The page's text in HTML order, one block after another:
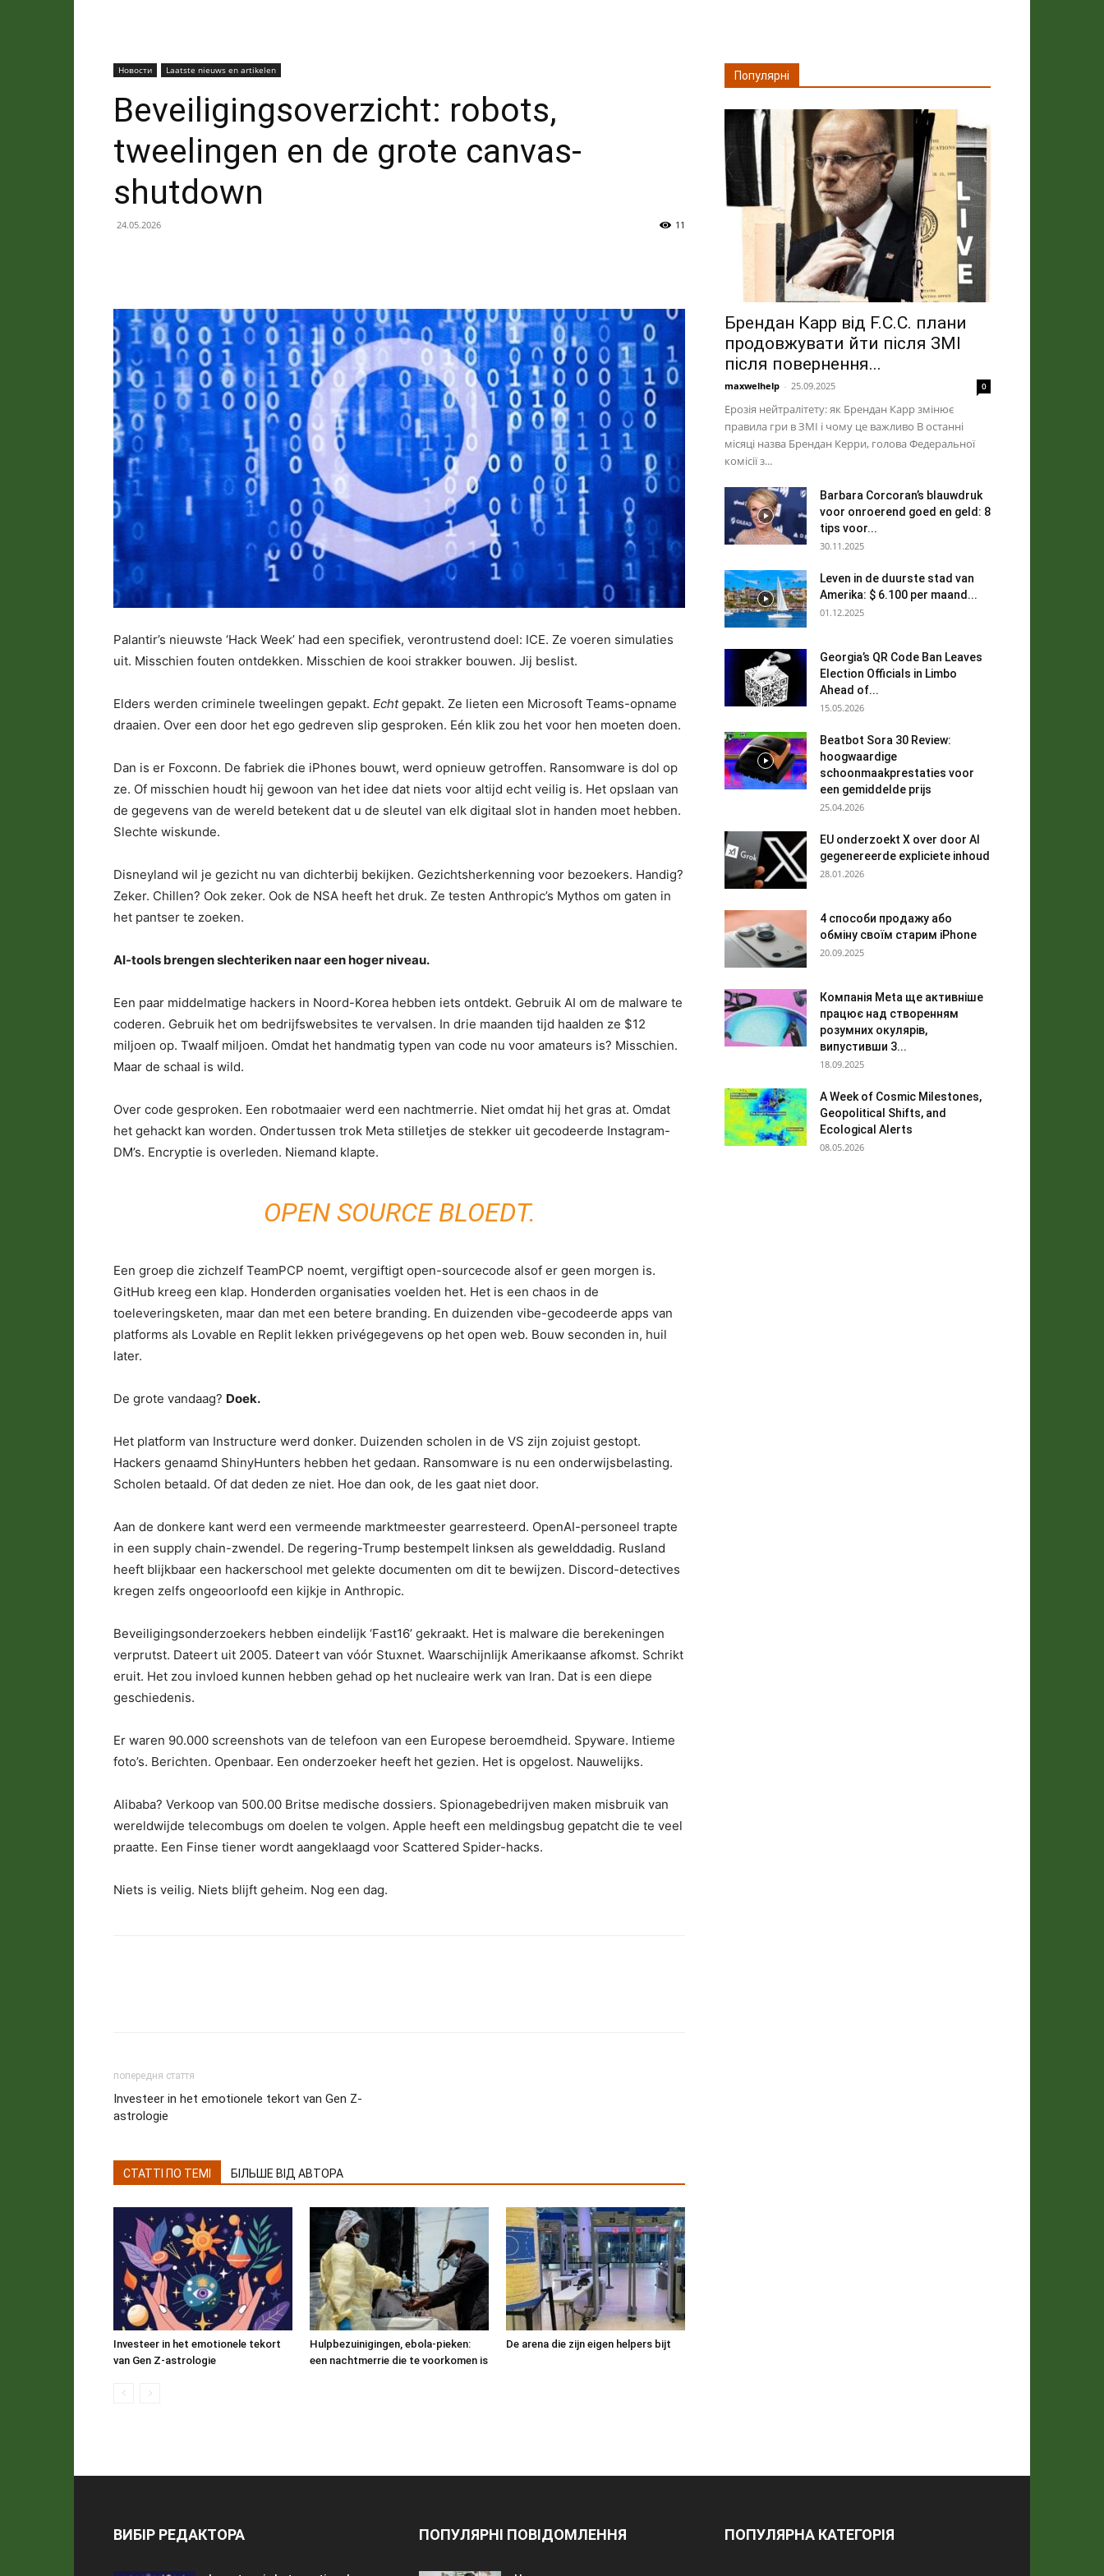
Новости Laatste nieuws en artikelen
Beveiligingsoverzicht: robots,
tweelingen en de grote canvas-
shutdown
24.05.2026 11
Palantir’s nieuwste ‘Hack Week’ had een specifiek, verontrustend doel: ICE. Ze voeren simulaties
uit. Misschien fouten ontdekken. Misschien de kooi strakker bouwen. Jij beslist.
Elders werden criminele tweelingen gepakt. Echtgepakt. Ze lieten een Microsoft Teams-opname
draaien. Over een door het ego gedreven slip gesproken. Eén klik zou het voor hen moeten doen.
Dan is er Foxconn. De fabriek die iPhones bouwt, werd opnieuw getroffen. Ransomware is dol op
ze. Of misschien houdt hij gewoon van het idee dat niets voor altijd echt veilig is. Het opslaan van
de gegevens van de wereld betekent dat u de sleutel van elk digitaal slot in handen moet hebben.
Slechte wiskunde.
Disneyland wil je gezicht nu van dichterbij bekijken. Gezichtsherkenning voor bezoekers. Handig?
Zeker. Chillen? Ook zeker. Ook de NSA heeft het druk. Ze testen Anthropic’s Mythos om gaten in
het pantser te zoeken.
AI-tools brengen slechteriken naar een hoger niveau.
Een paar middelmatige hackers in Noord-Korea hebben iets ontdekt. Gebruik AI om de malware te
coderen. Gebruik het om bedrijfswebsites te vervalsen. In drie maanden tijd haalden ze $12
miljoen op. Twaalf miljoen. Omdat het handmatig typen van code nu voor amateurs is? Misschien.
Maar de schaal is wild.
Over code gesproken. Een robotmaaier werd een nachtmerrie. Niet omdat hij het gras at. Omdat
het gehackt kan worden. Ondertussen trok Meta stilletjes de stekker uit gecodeerde Instagram-
DM’s. Encryptie is overleden. Niemand klapte.
OPEN SOURCE BLOEDT.
Een groep die zichzelf TeamPCP noemt, vergiftigt open-sourcecode alsof er geen morgen is.
GitHub kreeg een klap. Honderden organisaties voelden het. Het is een chaos in de
toeleveringsketen, maar dan met een betere branding. En duizenden vibe-gecodeerde apps van
platforms als Lovable en Replit lekken privégegevens op het open web. Bouw seconden in, huil
later.
De grote vandaag? Doek.
Het platform van Instructure werd donker. Duizenden scholen in de VS zijn zojuist gestopt.
Hackers genaamd ShinyHunters hebben het gedaan. Ransomware is nu een onderwijsbelasting.
Scholen betaald. Of dat deden ze niet. Hoe dan ook, de les gaat niet door.
Aan de donkere kant werd een vermeende marktmeester gearresteerd. OpenAI-personeel trapte
in een supply chain-zwendel. De regering-Trump bestempelt linksen als gewelddadig. Rusland
heeft blijkbaar een hackerschool met gelekte documenten om dit te bewijzen. Discord-detectives
kregen zelfs ongeoorloofd een kijkje in Anthropic.
Beveiligingsonderzoekers hebben eindelijk ‘Fast16’ gekraakt. Het is malware die berekeningen
verprutst. Dateert uit 2005. Dateert van vóór Stuxnet. Waarschijnlijk Amerikaanse afkomst. Schrikt
eruit. Het zou invloed kunnen hebben gehad op het nucleaire werk van Iran. Dat is een diepe
geschiedenis.
Er waren 90.000 screenshots van de telefoon van een Europese beroemdheid. Spyware. Intieme
foto’s. Berichten. Openbaar. Een onderzoeker heeft het gezien. Het is opgelost. Nauwelijks.
Alibaba? Verkoop van 500.00 Britse medische dossiers. Spionagebedrijven maken misbruik van
wereldwijde telecombugs om doelen te volgen. Apple heeft een meldingsbug gepatcht die te veel
praatte. Een Finse tiener wordt aangeklaagd voor Scattered Spider-hacks.
Niets is veilig. Niets blijft geheim. Nog een dag.
попередня стаття
Investeer in het emotionele tekort van Gen Z-
astrologie
СТАТТІ ПО ТЕМІ БІЛЬШЕ ВІД АВТОРА
Investeer in het emotionele tekort
van Gen Z-astrologie
Hulpbezuinigingen, ebola-pieken:
een nachtmerrie die te voorkomen is
De arena die zijn eigen helpers bijt
Популярні
Брендан Карр від F.C.C. плани
продовжувати йти після ЗМІ
після повернення...
maxwelhelp - 25.09.2025 0
Ерозія нейтралітету: як Брендан Карр змінює
правила гри в ЗМІ і чому це важливо В останні
місяці назва Брендан Керри, голова Федеральної
комісії з...
Barbara Corcoran’s blauwdruk
voor onroerend goed en geld: 8
tips voor...
30.11.2025
Leven in de duurste stad van
Amerika: $ 6.100 per maand...
01.12.2025
Georgia’s QR Code Ban Leaves
Election Officials in Limbo
Ahead of...
15.05.2026
Beatbot Sora 30 Review:
hoogwaardige
schoonmaakprestaties voor
een gemiddelde prijs
25.04.2026
EU onderzoekt X over door AI
gegenereerde expliciete inhoud
28.01.2026
4 способи продажу або
обміну своїм старим iPhone
20.09.2025
Компанія Meta ще активніше
працює над створенням
розумних окулярів,
випустивши 3...
18.09.2025
A Week of Cosmic Milestones,
Geopolitical Shifts, and
Ecological Alerts
08.05.2026
ВИБІР РЕДАКТОРА ПОПУЛЯРНІ ПОВІДОМЛЕННЯ ПОПУЛЯРНА КАТЕГОРІЯ